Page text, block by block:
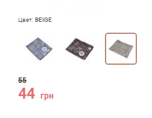
Цвет: BEIGE
55
44 грн